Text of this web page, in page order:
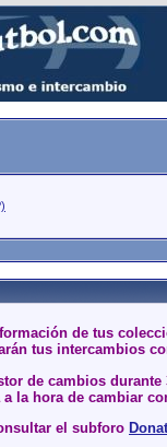
de tus
tus intercambios
de cambios
la hora de cambiar
el subforo